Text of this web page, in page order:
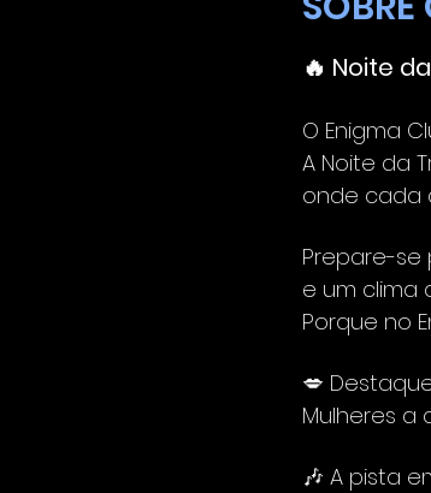
🔥 Noite
O Enigma
A Noite da
onde cada
Prepare-
e um clima
Porque no
💋
Mulheres a
🎶 A pista